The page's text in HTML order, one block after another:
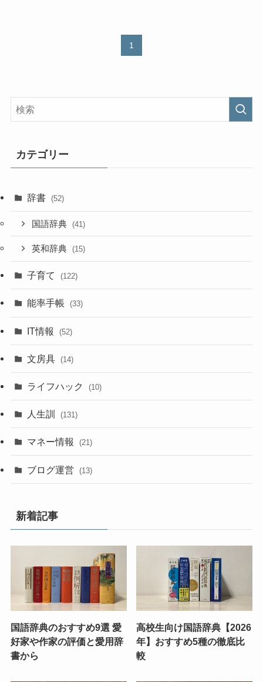
1
カテゴリー
辞書 (52)
国語辞典 (41)
英和辞典 (15)
子育て (122)
能率手帳 (33)
IT情報 (52)
文房具 (14)
ライフハック (10)
人生訓 (131)
マネー情報 (21)
ブログ運営 (13)
新着記事
国語辞典のおすすめ9選 愛
好家や作家の評価と愛用辞
書から
高校生向け国語辞典【2026
年】おすすめ5種の徹底比
較